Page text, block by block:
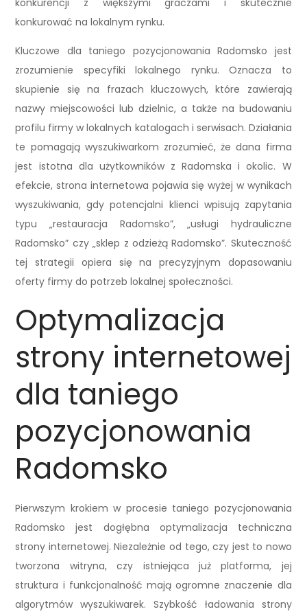
konkurencji z większymi graczami i skutecznie
konkurować na lokalnym rynku.
Kluczowe dla taniego pozycjonowania Radomsko jest
zrozumienie specyfiki lokalnego rynku. Oznacza to
skupienie się na frazach kluczowych, które zawierają
nazwy miejscowości lub dzielnic, a także na budowaniu
profilu firmy w lokalnych katalogach i serwisach. Działania
te pomagają wyszukiwarkom zrozumieć, że dana firma
jest istotna dla użytkowników z Radomska i okolic. W
efekcie, strona internetowa pojawia się wyżej w wynikach
wyszukiwania, gdy potencjalni klienci wpisują zapytania
typu „restauracja Radomsko”, „usługi hydrauliczne
Radomsko” czy „sklep z odzieżą Radomsko”. Skuteczność
tej strategii opiera się na precyzyjnym dopasowaniu
oferty firmy do potrzeb lokalnej społeczności.
Optymalizacja
strony internetowej
dla taniego
pozycjonowania
Radomsko
Pierwszym krokiem w procesie taniego pozycjonowania
Radomsko jest dogłębna optymalizacja techniczna
strony internetowej. Niezależnie od tego, czy jest to nowo
tworzona witryna, czy istniejąca już platforma, jej
struktura i funkcjonalność mają ogromne znaczenie dla
algorytmów wyszukiwarek. Szybkość ładowania strony